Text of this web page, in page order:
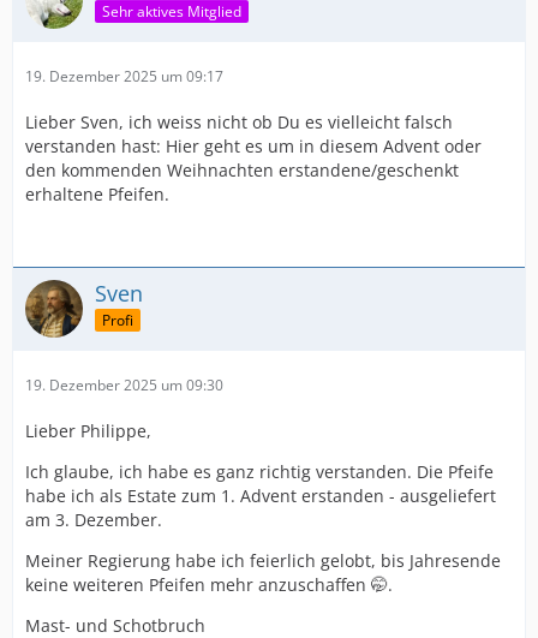
Sehr aktives Mitglied
19. Dezember 2025 um 09:17
Lieber Sven, ich weiss nicht ob Du es vielleicht falsch
verstanden hast: Hier geht es um in diesem Advent oder
den kommenden Weihnachten erstandene/geschenkt
erhaltene Pfeifen.
Sven
Profi
19. Dezember 2025 um 09:30
Lieber Philippe,
Ich glaube, ich habe es ganz richtig verstanden. Die Pfeife
habe ich als Estate zum 1. Advent erstanden - ausgeliefert
am 3. Dezember.
Meiner Regierung habe ich feierlich gelobt, bis Jahresende
keine weiteren Pfeifen mehr anzuschaffen 🤭.
Mast- und Schotbruch